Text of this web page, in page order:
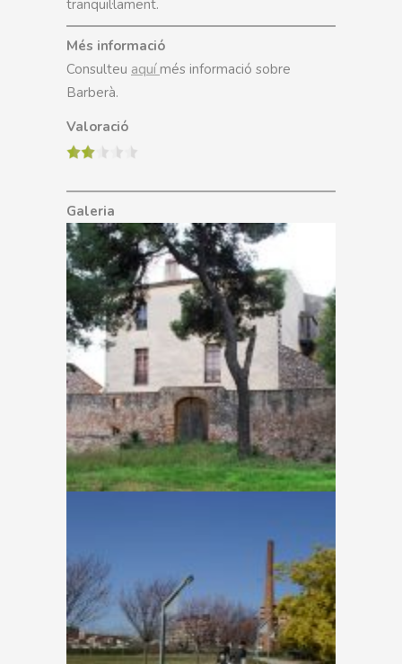
tranquil·lament.
Més informació
Consulteu aquímés informació sobre
Barberà.
Valoració
Galeria